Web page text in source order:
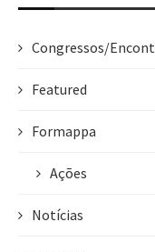
Congressos/
Featured
Formappa
Ações
Notícias